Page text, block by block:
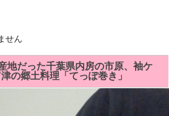
せん
地だった千葉県内房の市原、袖ケ
の郷土料理「てっぽ巻き」